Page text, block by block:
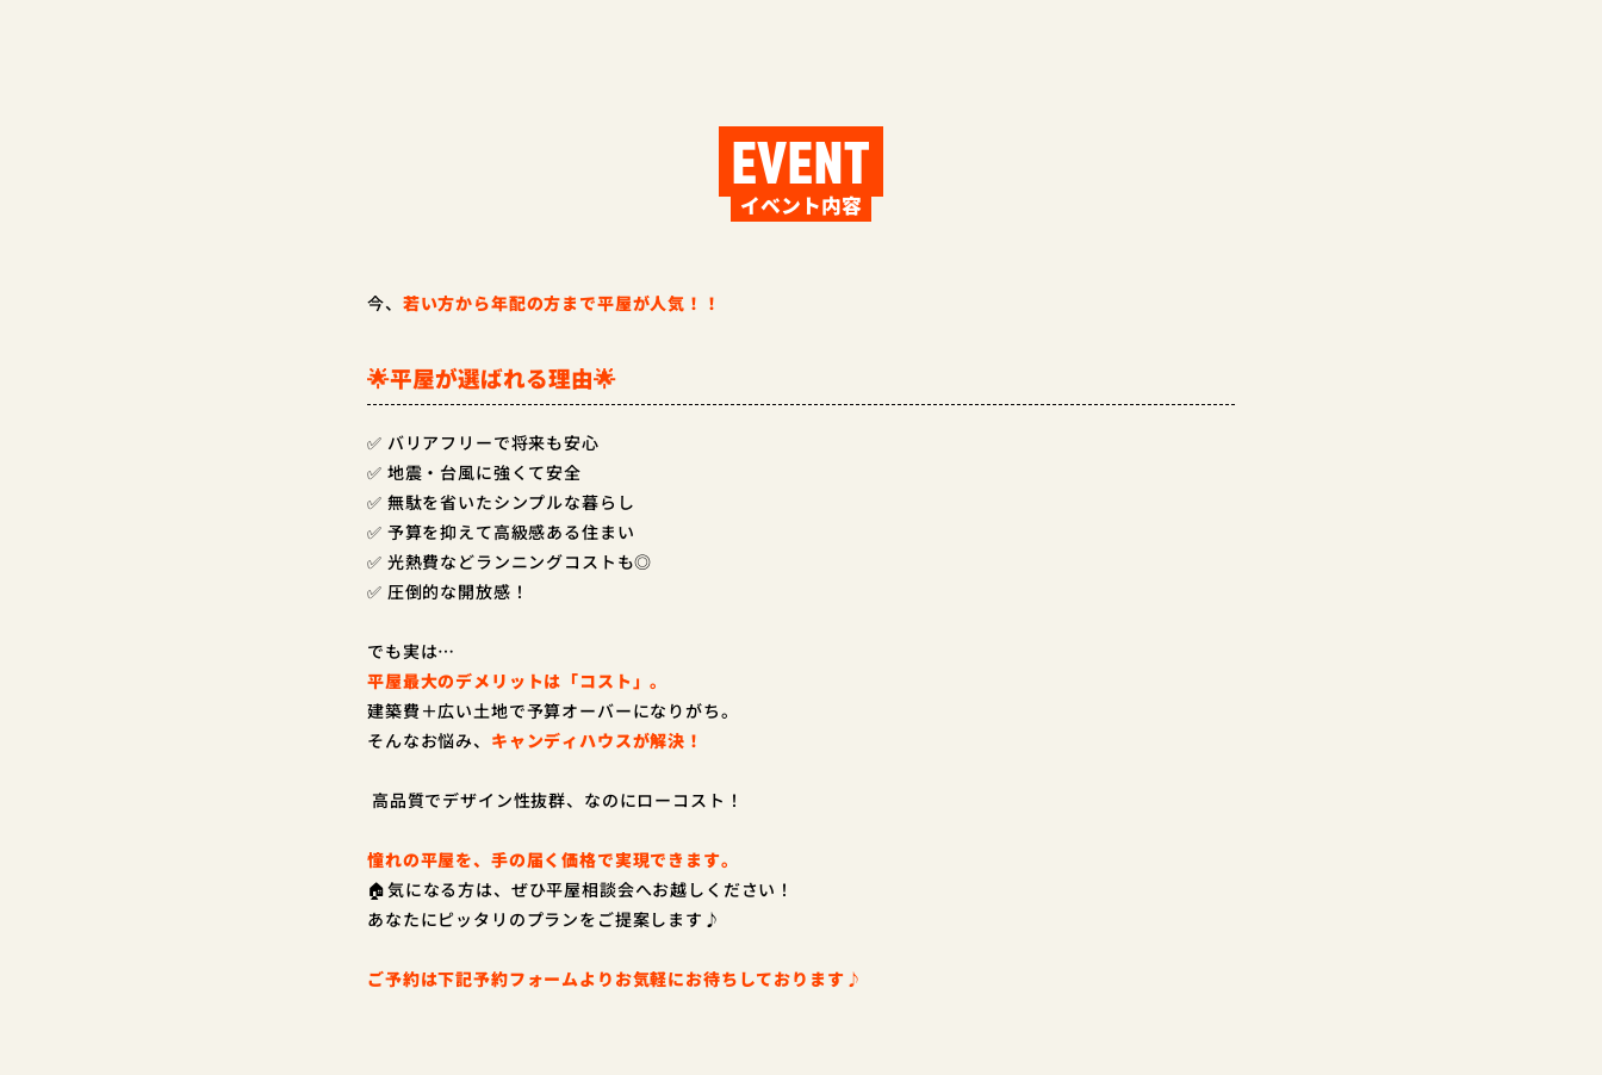
EVENT
イベント内容
今、 若い方から年配の方まで平屋が人気！！
🌟平屋が選ばれる理由🌟
✅ バリアフリーで将来も安心
✅ 地震・台風に強くて安全
✅ 無駄を省いたシンプルな暮らし
✅ 予算を抑えて高級感ある住まい
✅ 光熱費などランニングコストも◎
✅ 圧倒的な開放感！
でも実は…
平屋最大のデメリットは「コスト」。
建築費＋広い土地で予算オーバーになりがち。
そんなお悩み、 キャンディハウスが解決！
高品質でデザイン性抜群、なのにローコスト！
憧れの平屋を、手の届く価格で実現できます。
🏠気になる方は、ぜひ平屋相談会へお越しください！
あなたにピッタリのプランをご提案します♪
ご予約は下記予約フォームよりお気軽にお待ちしております♪